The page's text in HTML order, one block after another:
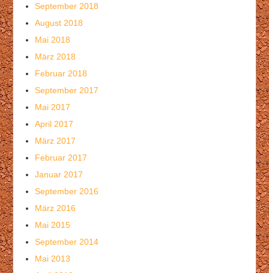
September 2018
August 2018
Mai 2018
März 2018
Februar 2018
September 2017
Mai 2017
April 2017
März 2017
Februar 2017
Januar 2017
September 2016
März 2016
Mai 2015
September 2014
Mai 2013